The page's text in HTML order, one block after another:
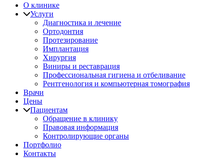
О клинике
Услуги
Диагностика и лечение
Ортодонтия
Протезирование
Имплантация
Хирургия
Виниры и реставрация
Профессиональная гигиена и отбеливание
Рентгенология и компьютерная томография
Врачи
Цены
Пациентам
Обращение в клинику
Правовая информация
Контролирующие органы
Портфолио
Контакты